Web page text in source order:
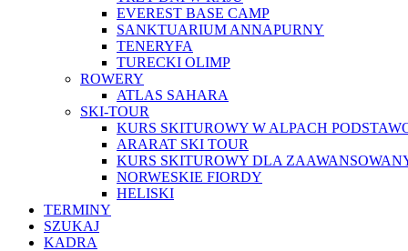
EVEREST BASE CAMP
SANKTUARIUM ANNAPURNY
TENERYFA
TURECKI OLIMP
ROWERY
ATLAS SAHARA
SKI-TOUR
KURS SKITUROWY W ALPACH
ARARAT SKI TOUR
KURS SKITUROWY DLA
NORWESKIE FIORDY
HELISKI
TERMINY
SZUKAJ
KADRA